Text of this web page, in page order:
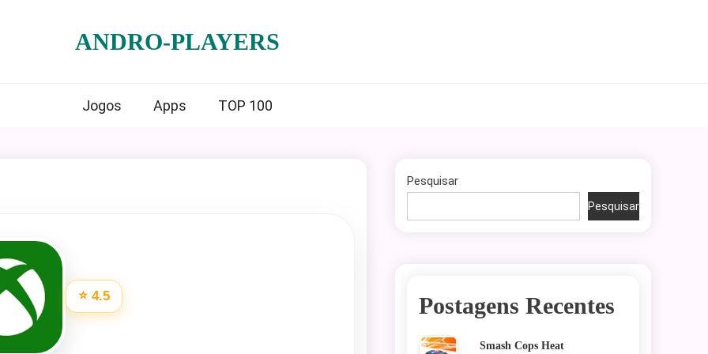
ANDRO-PLAYERS
Jogos Apps TOP 100
⭐ 4.5
Pesquisar
Pesquisar
Postagens Recentes
Smash Cops Heat